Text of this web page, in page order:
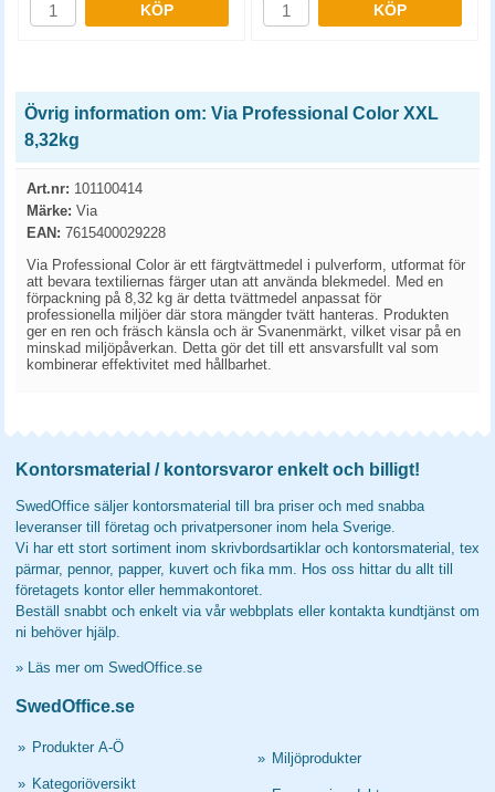
KÖP KÖP
Övrig information om: Via Professional Color XXL
8,32kg
Art.nr: 101100414
Märke: Via
EAN: 7615400029228
Via Professional Color är ett färgtvättmedel i pulverform, utformat för
att bevara textiliernas färger utan att använda blekmedel. Med en
förpackning på 8,32 kg är detta tvättmedel anpassat för
professionella miljöer där stora mängder tvätt hanteras. Produkten
ger en ren och fräsch känsla och är Svanenmärkt, vilket visar på en
minskad miljöpåverkan. Detta gör det till ett ansvarsfullt val som
kombinerar effektivitet med hållbarhet.
Kontorsmaterial / kontorsvaror enkelt och billigt!
SwedOffice säljer kontorsmaterial till bra priser och med snabba
leveranser till företag och privatpersoner inom hela Sverige.
Vi har ett stort sortiment inom skrivbordsartiklar och kontorsmaterial, tex
pärmar, pennor, papper, kuvert och fika mm. Hos oss hittar du allt till
företagets kontor eller hemmakontoret.
Beställ snabbt och enkelt via vår webbplats eller kontakta kundtjänst om
ni behöver hjälp.
» Läs mer om SwedOffice.se
SwedOffice.se
» Produkter A-Ö
» Kategoriöversikt
» Miljöprodukter